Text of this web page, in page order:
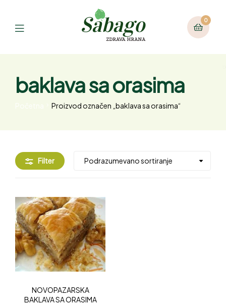
0
baklava sa orasima
Proizvod označen „baklava sa orasima“
Filter
NOVOPAZARSKA
BAKLAVA SA ORASIMA